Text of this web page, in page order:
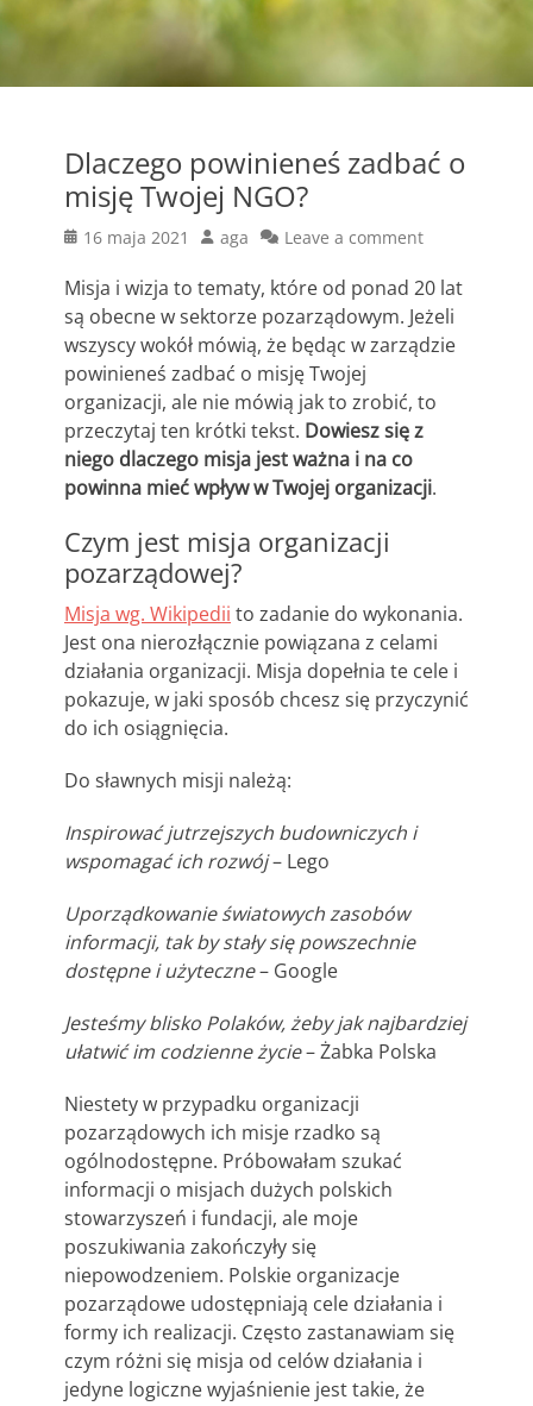
Dlaczego powinieneś zadbać o
misję Twojej NGO?
Posted
16 maja 2021 Author
aga Leave a comment
Misja i wizja to tematy, które od ponad 20 lat
są obecne w sektorze pozarządowym. Jeżeli
wszyscy wokół mówią, że będąc w zarządzie
powinieneś zadbać o misję Twojej
organizacji, ale nie mówią jak to zrobić, to
przeczytaj ten krótki tekst. Dowiesz się z
niego dlaczego misja jest ważna i na co
powinna mieć wpływ w Twojej organizacji.
Czym jest misja organizacji
pozarządowej?
Misja wg. Wikipedii to zadanie do wykonania.
Jest ona nierozłącznie powiązana z celami
działania organizacji. Misja dopełnia te cele i
pokazuje, w jaki sposób chcesz się przyczynić
do ich osiągnięcia.
Do sławnych misji należą:
Inspirować jutrzejszych budowniczych i
wspomagać ich rozwój– Lego
Uporządkowanie światowych zasobów
informacji, tak by stały się powszechnie
dostępne i użyteczne– Google
Jesteśmy blisko Polaków, żeby jak najbardziej
ułatwić im codzienne życie– Żabka Polska
Niestety w przypadku organizacji
pozarządowych ich misje rzadko są
ogólnodostępne. Próbowałam szukać
informacji o misjach dużych polskich
stowarzyszeń i fundacji, ale moje
poszukiwania zakończyły się
niepowodzeniem. Polskie organizacje
pozarządowe udostępniają cele działania i
formy ich realizacji. Często zastanawiam się
czym różni się misja od celów działania i
jedyne logiczne wyjaśnienie jest takie, że